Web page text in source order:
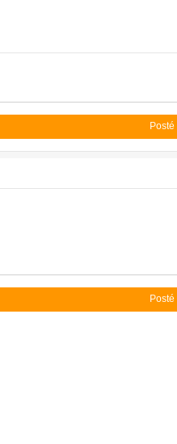
Posté
Posté